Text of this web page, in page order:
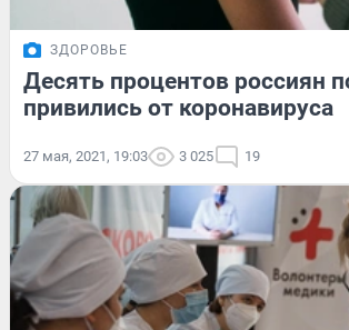
ЗДОРОВЬЕ
Десять процентов россиян
привились от коронавируса
27 мая, 2021, 19:03 3 025 19